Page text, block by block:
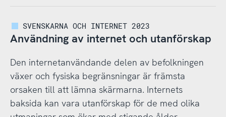
SVENSKARNA OCH INTERNET 2023
Användning av internet och utanförskap
Den internetanvändande delen av befolkningen
växer och fysiska begränsningar är främsta
orsaken till att lämna skärmarna. Internets
baksida kan vara utanförskap för de med olika